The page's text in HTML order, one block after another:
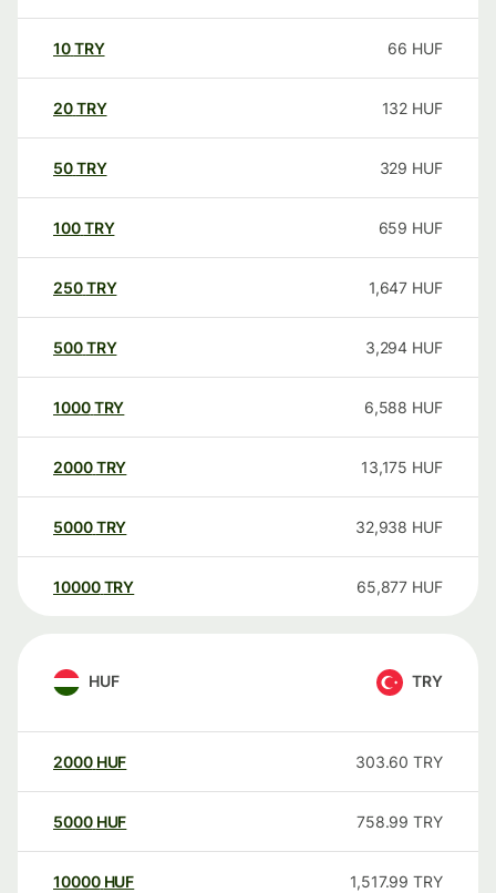
10TRY 66 HUF
20TRY 132 HUF
50TRY 329 HUF
100TRY 659 HUF
250TRY 1,647 HUF
500TRY 3,294 HUF
1000TRY 6,588 HUF
2000TRY 13,175 HUF
5000TRY 32,938 HUF
10000 TRY 65,877 HUF
HUF TRY
2000 HUF 303.60 TRY
5000 HUF 758.99 TRY
10000 HUF 1,517.99 TRY